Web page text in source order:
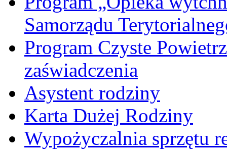
Samorządu
Program Czyste
zaświadczenia
Asystent rodziny
Karta Dużej Rodziny
Wypożyczalnia sprzętu